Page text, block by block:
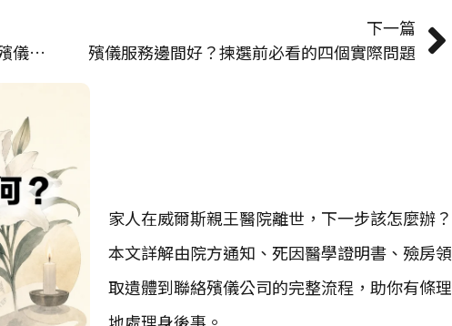
瑪嘉烈醫院出殯：殮房位置、交通路線與殯儀公司對接安排
下一篇
殯儀服務邊間好？揀選前必看的四個實際問題
家人在威爾斯親王醫院離世，下一步該怎麼辦？
本文詳解由院方通知、死因醫學證明書、殮房領
取遺體到聯絡殯儀公司的完整流程，助你有條理
地處理身後事。